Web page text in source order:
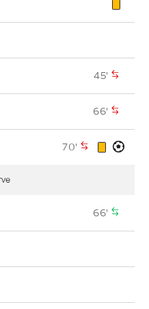
45'
66'
70'
66'